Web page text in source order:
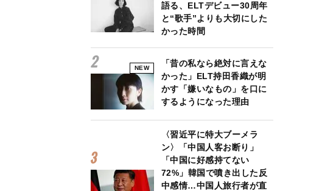
語る、ELTデビュー30周年
と“歌手”よりも大切にした
かった時間
NEW
「昔の私なら絶対に言えな
かった」ELT持田香織が明
かす「嫌いなもの」を口に
するようになった理由
〈習近平に特大ブーメラ
ン〉「中国人客お断り」
「中国に好感持てない
72%」韓国で噴き出した反
中感情…中国人旅行者が直